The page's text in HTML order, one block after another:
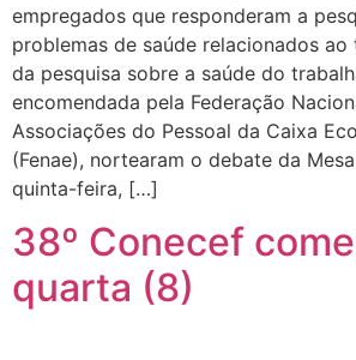
empregados que responderam a
problemas de saúde relacionados
da pesquisa sobre a saúde do
encomendada pela Federação
Associações do Pessoal da Caixa
(Fenae), nortearam o debate da
quinta-feira, […]
38º Conecef
quarta (8)